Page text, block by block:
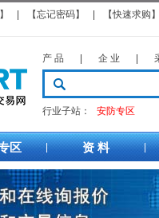
【忘记密码】 【快速求购
产 品 企 业
行业子站： 安防专区
区 | 资 料 |